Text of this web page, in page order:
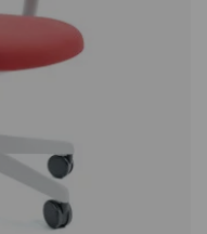
permet de
Une armoire
en plusieurs modèles
livré avec 2 clés.